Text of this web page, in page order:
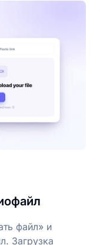
файл» и
Загрузка